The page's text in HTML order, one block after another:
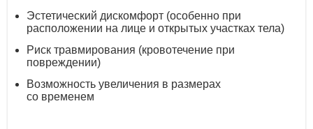
Эстетический дискомфорт (особенно при
расположении на лице и открытых участках тела)
Риск травмирования (кровотечение при
повреждении)
Возможность увеличения в размерах
со временем